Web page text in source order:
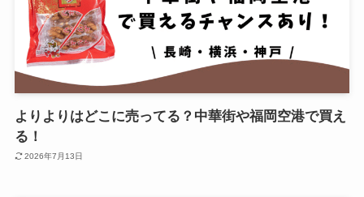
よりよりはどこに売ってる？中華街や福岡空港で買え
る！
2026年7月13日